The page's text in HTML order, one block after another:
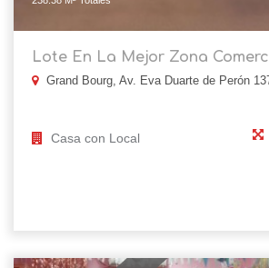
Lote En La Mejor Zona
Grand Bourg, Av. Eva Duarte de Perón
Casa con Local